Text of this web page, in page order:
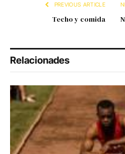
PREVIOUS ARTICLE
Techo y comida
Relacionades